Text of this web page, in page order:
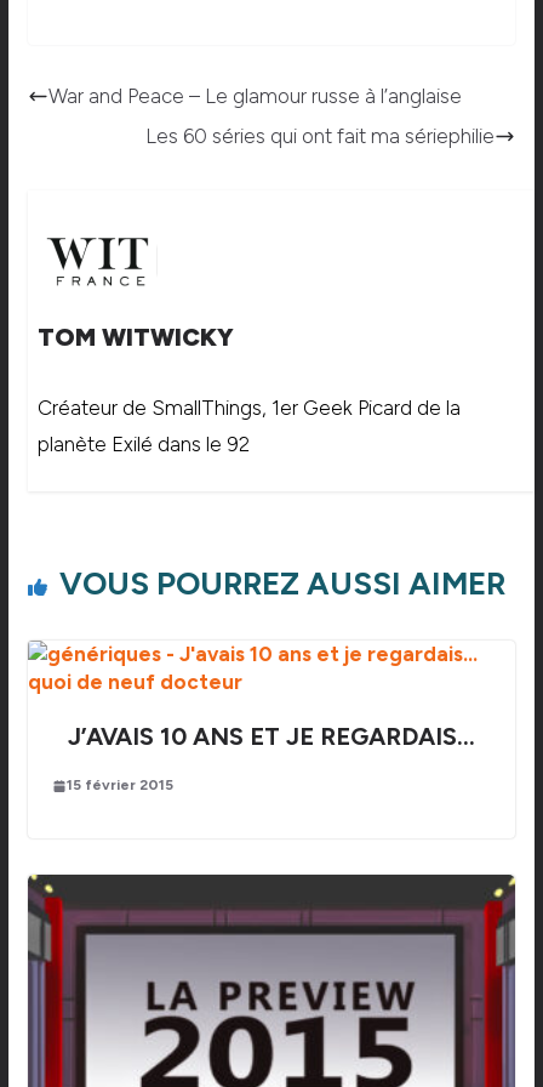
War and Peace – Le glamour russe à l’anglaise
Les 60 séries qui ont fait ma sériephilie
TOM WITWICKY
Créateur de SmallThings, 1er Geek Picard de la
planète Exilé dans le 92
VOUS POURREZ AUSSI AIMER
J’AVAIS 10 ANS ET JE REGARDAIS…
15 février 2015